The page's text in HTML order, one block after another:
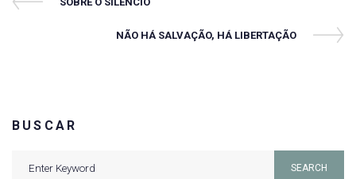
Navegação
Next
NÃO HÁ SALVAÇÃO, HÁ LIBERTAÇÃO
BUSCAR
SEARCH